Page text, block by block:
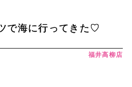
で海に行ってきた♡
福井高柳店